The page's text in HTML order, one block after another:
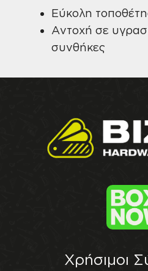
Εύκολη
Αντοχή σε
συνθήκες
Χρήσιμοι